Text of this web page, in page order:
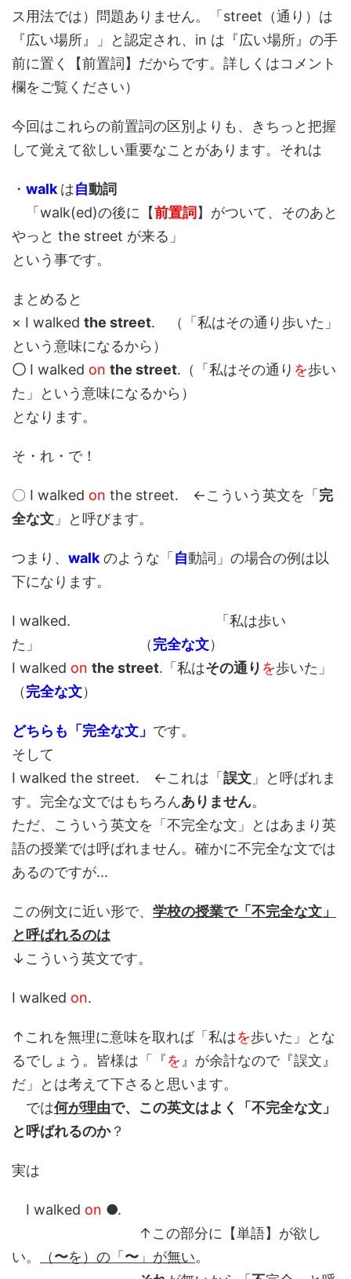
ス用法では）問題ありません。「street（通り）は
『広い場所』」と認定され、in は『広い場所』の手
前に置く【前置詞】だからです。詳しくはコメント
欄をご覧ください）
今回はこれらの前置詞の区別よりも、きちっと把握
して覚えて欲しい重要なことがあります。それは
・ walk は自動詞
「walk(ed)の後に【前置詞 】がついて、そのあと
やっと the street が来る」
という事です。
まとめると
× I walked the street. （「私はその通り歩いた」
という意味になるから）
〇 I walked on the street.（「私はその通り を歩い
た」という意味になるから）
となります。
そ・れ・で！
〇 I walked on the street. ←こういう英文を「 完
全な文 」と呼びます。
つまり、 walk のような「 自動詞」の場合の例は以
下になります。
I walked. 「私は歩い
た」 （完全な文）
I walked on the street.「私はその通り を歩いた」
（完全な文）
どちらも「完全な文」 です。
そして
I walked the street. ←これは「 誤文 」と呼ばれま
す。完全な文ではもちろんありません。
ただ、こういう英文を「不完全な文」とはあまり英
語の授業では呼ばれません。確かに不完全な文では
あるのですが...
この例文に近い形で、 学校の授業で「不完全な文」
と呼ばれるのは
↓こういう英文です。
I walked on.
↑これを無理に意味を取れば「私はを歩いた」とな
るでしょう。皆様は「『を 』が余計なので『誤文』
だ」とは考えて下さると思います。
では何が理由で、この英文はよく「不完全な文」
と呼ばれるのか？
実は
I walked on ●.
↑この部分に【単語】が欲し
い。
（〜を）の「 〜 」が無い。